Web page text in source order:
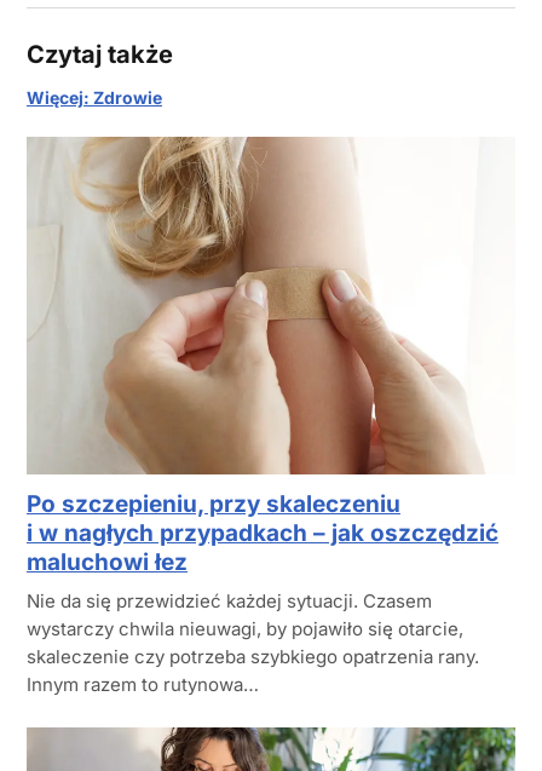
Czytaj także
Więcej: Zdrowie
Po szczepieniu, przy skaleczeniu
i w nagłych przypadkach – jak oszczędzić
maluchowi łez
Nie da się przewidzieć każdej sytuacji. Czasem
wystarczy chwila nieuwagi, by pojawiło się otarcie,
skaleczenie czy potrzeba szybkiego opatrzenia rany.
Innym razem to rutynowa…